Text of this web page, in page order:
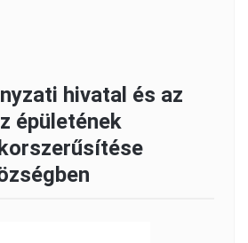
hivatal és az
épületének